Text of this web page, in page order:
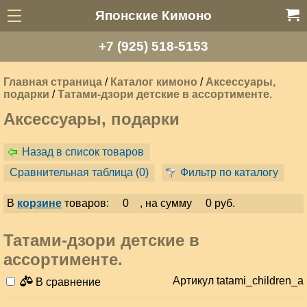
Японские Кимоно
+7 (925) 518-5153
Главная страница / Каталог кимоно / Аксессуары,
подарки /Татами-дзори детские в ассортименте.
Аксессуары, подарки
Назад в список товаров
Сравнительная таблица (0) Фильтр по каталогу
В корзинетоваров: 0 , на сумму 0 руб.
Татами-дзори детские в
ассортименте.
В сравнение Артикул tatami_children_a